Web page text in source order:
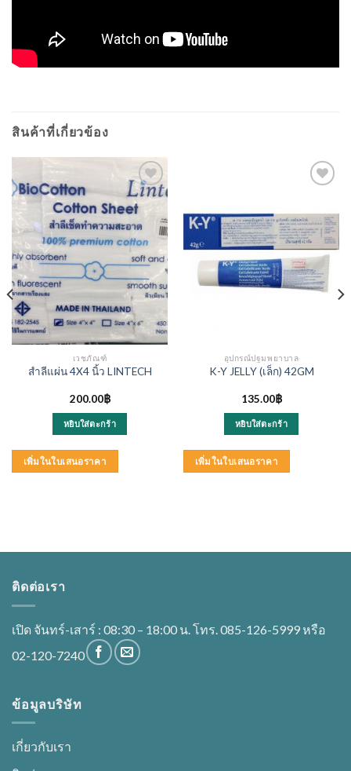
สินค้าที่เกี่ยวข้อง
เวชภัณฑ์
สำลีแผ่น 4X4 นิ้ว LINTECH
200.00฿
หยิบใส่ตะกร้า
เพิ่มในใบเสนอราคา
อุปกรณ์ปฐมพยาบาล
K-Y JELLY (เล็ก) 42GM
135.00฿
หยิบใส่ตะกร้า
เพิ่มในใบเสนอราคา
ติดต่อเรา
เปิด จันทร์-เสาร์ : 08:30 – 18:00 น. โทร. 085-126-5999 หรือ
02-120-7240
ข้อมูลบริษัท
เกี่ยวกับเรา